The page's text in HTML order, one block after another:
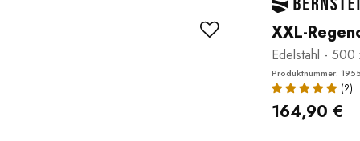
XXL-
Edelstahl -
Produktnummer: 1955
164,90 €